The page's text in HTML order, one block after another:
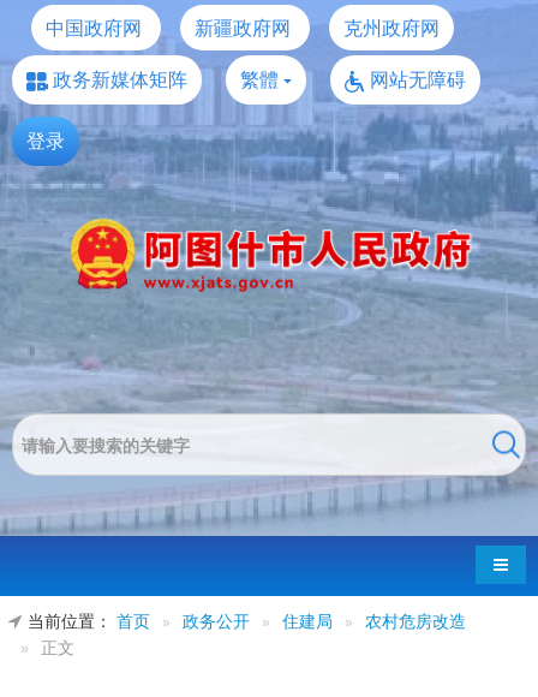
中国政府网 新疆政府网
克州政府网
政务新媒体矩阵
繁體 网站无障碍
登录
导航
当前位置： 首页 » 政务公开 » 住建局 »
农村危房改造
»
正文